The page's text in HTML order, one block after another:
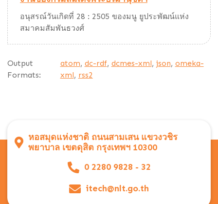
อนุสรณ์วันเกิดที่ 28 : 2505 ของมนู ยูประพัฒน์แห่ง
สมาคมสัมพันธวงศ์
Output
Formats:
atom, dc-rdf, dcmes-xml, json, omeka-
xml, rss2
หอสมุดแห่งชาติ ถนนสามเสน แขวงวชิร
พยาบาล เขตดุสิต กรุงเทพฯ 10300
0 2280 9828 - 32
itech@nlt.go.th